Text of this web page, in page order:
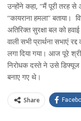
उन्होंने कहा, ‘‘मैं पूरी तरह से
‘‘कायराना हमला’’बताया।
अतिरिक्त सुरक्षा बल को
वाली सभी प्रार्थना सभाएं
लगा दिया गया। आज पूरे
निरोधक दस्ते ने उसे डिफ्यूज
बनाए गए थे।
Share